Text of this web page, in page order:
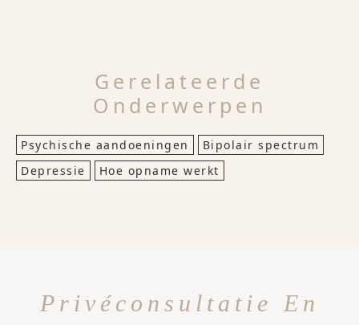
Gerelateerde
Onderwerpen
Psychische aandoeningen
Bipolair spectrum
Depressie
Hoe opname werkt
Privéconsultatie En